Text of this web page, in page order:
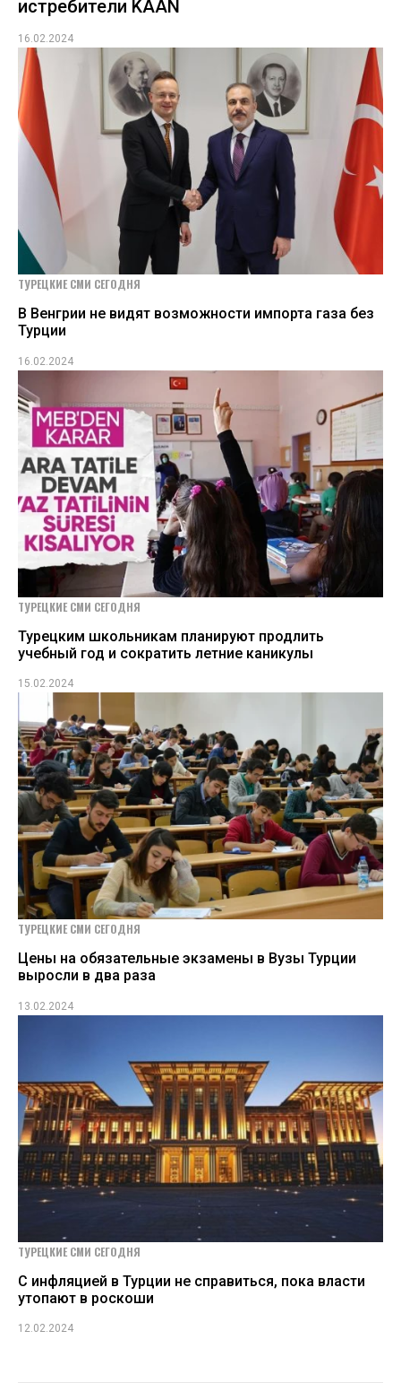
истребители KAAN
16.02.2024
ТУРЕЦКИЕ СМИ СЕГОДНЯ
В Венгрии не видят возможности импорта газа без
Турции
16.02.2024
ТУРЕЦКИЕ СМИ СЕГОДНЯ
Турецким школьникам планируют продлить
учебный год и сократить летние каникулы
15.02.2024
ТУРЕЦКИЕ СМИ СЕГОДНЯ
Цены на обязательные экзамены в Вузы Турции
выросли в два раза
13.02.2024
ТУРЕЦКИЕ СМИ СЕГОДНЯ
C инфляцией в Турции не справиться, пока власти
утопают в роскоши
12.02.2024